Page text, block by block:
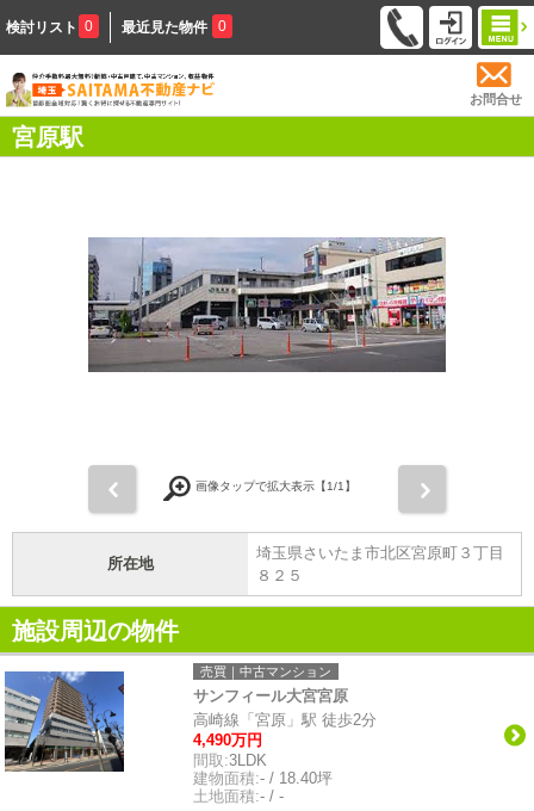
検討リスト 0 最近見た物件 0
お問合せ
宮原駅
画像タップで拡大表示【1/1】
所在地
埼玉県さいたま市北区宮原町３丁目
８２５
施設周辺の物件
売買｜中古マンション
サンフィール大宮宮原
高崎線「宮原」駅 徒歩2分
4,490万円
間取:3LDK
建物面積:- / 18.40坪
土地面積:- / -